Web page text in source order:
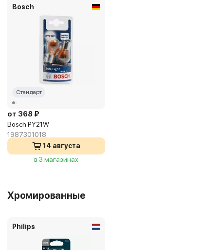
Bosch
Стандарт
от 368 ₽
Bosch PY21W
1987301018
14 августа
в 3 магазинах
Хромированные
Philips